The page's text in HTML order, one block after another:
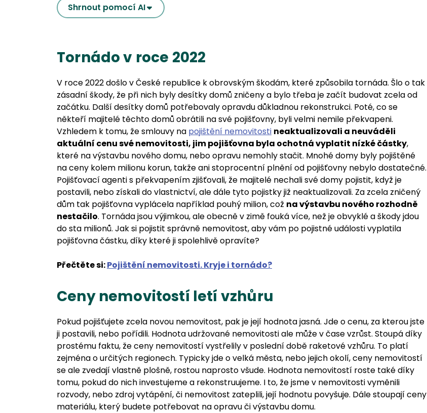
Shrnout pomocí AI
Tornádo v roce 2022
V roce 2022 došlo v České republice k obrovským škodám, které způsobila tornáda. Šlo o tak
zásadní škody, že při nich byly desítky domů zničeny a bylo třeba je začít budovat zcela od
začátku. Další desítky domů potřebovaly opravdu důkladnou rekonstrukci. Poté, co se
někteří majitelé těchto domů obrátili na své pojišťovny, byli velmi nemile překvapeni.
Vzhledem k tomu, že smlouvy na pojištění nemovitosti neaktualizovali a neuváděli
aktuální cenu své nemovitosti, jim pojišťovna byla ochotná vyplatit nízké částky,
které na výstavbu nového domu, nebo opravu nemohly stačit. Mnohé domy byly pojištěné
na ceny kolem milionu korun, takže ani stoprocentní plnění od pojišťovny nebylo dostatečné.
Pojišťovací agenti s překvapením zjišťovali, že majitelé nechali své domy pojistit, když je
postavili, nebo získali do vlastnictví, ale dále tyto pojistky již neaktualizovali. Za zcela zničený
dům tak pojišťovna vyplácela například pouhý milion, což na výstavbu nového rozhodně
nestačilo. Tornáda jsou výjimkou, ale obecně v zimě fouká více, než je obvyklé a škody jdou
do sta milionů. Jak si pojistit správně nemovitost, aby vám po pojistné události vyplatila
pojišťovna částku, díky které ji spolehlivě opravíte?
Přečtěte si:Pojištění nemovitosti. Kryje i tornádo?
Ceny nemovitostí letí vzhůru
Pokud pojišťujete zcela novou nemovitost, pak je její hodnota jasná. Jde o cenu, za kterou jste
ji postavili, nebo pořídili. Hodnota udržované nemovitosti ale může v čase vzrůst. Stoupá díky
prostému faktu, že ceny nemovitostí vystřelily v poslední době raketové vzhůru. To platí
zejména o určitých regionech. Typicky jde o velká města, nebo jejich okolí, ceny nemovitostí
se ale zvedají vlastně plošně, rostou naprosto všude. Hodnota nemovitostí roste také díky
tomu, pokud do nich investujeme a rekonstruujeme. I to, že jsme v nemovitosti vyměnili
rozvody, nebo zdroj vytápění, či nemovitost zateplili, její hodnotu povyšuje. Dále stoupají ceny
materiálu, který budete potřebovat na opravu či výstavbu domu.